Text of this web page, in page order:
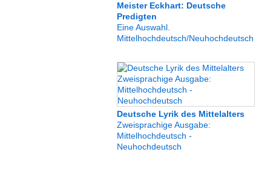
Meister Eckhart: Deutsche
Predigten
Eine Auswahl.
Mittelhochdeutsch/Neuhochdeutsch
Deutsche Lyrik des Mittelalters
Zweisprachige Ausgabe:
Mittelhochdeutsch -
Neuhochdeutsch